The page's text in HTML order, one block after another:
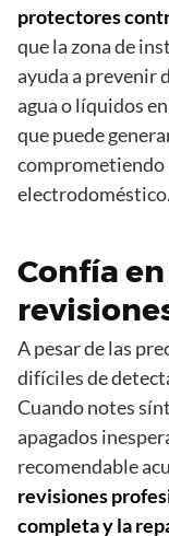
protectores
que la zona de
ayuda a prevenir
agua o líquidos
que puede
comprometiendo
electrodoméstico.
Confía
A pesar de las
difíciles de
Cuando notes
apagados
recomendable
revisiones
completa y la